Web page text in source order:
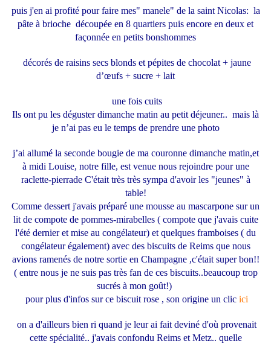
puis j'en ai profité pour faire mes" manele" de la saint Nicolas: la
pâte à brioche découpée en 8 quartiers puis encore en deux et
façonnée en petits bonshommes
décorés de raisins secs blonds et pépites de chocolat + jaune
d’œufs + sucre + lait
une fois cuits
Ils ont pu les déguster dimanche matin au petit déjeuner.. mais là
je n’ai pas eu le temps de prendre une photo
j’ai allumé la seconde bougie de ma couronne dimanche matin,et
à midi Louise, notre fille, est venue nous rejoindre pour une
raclette-pierrade C'était très très sympa d'avoir les "jeunes" à
table!
Comme dessert j'avais préparé une mousse au mascarpone sur un
lit de compote de pommes-mirabelles ( compote que j'avais cuite
l'été dernier et mise au congélateur) et quelques framboises ( du
congélateur également) avec des biscuits de Reims que nous
avions ramenés de notre sortie en Champagne ,c'était super bon!!
( entre nous je ne suis pas très fan de ces biscuits..beaucoup trop
sucrés à mon goût!)
pour plus d'infos sur ce biscuit rose , son origine un clic ici
on a d'ailleurs bien ri quand je leur ai fait deviné d'où provenait
cette spécialité.. j'avais confondu Reims et Metz.. quelle